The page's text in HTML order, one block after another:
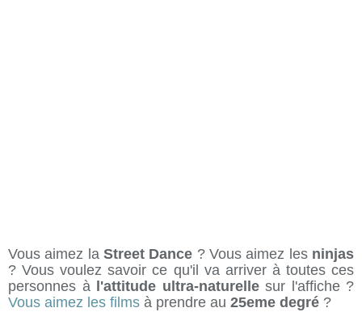
Vous aimez la Street Dance ? Vous aimez les ninjas
? Vous voulez savoir ce qu'il va arriver à toutes ces
personnes à
l'attitude ultra-naturellesur l'affiche ?
Vous aimez les films à prendre au 25eme degré ?